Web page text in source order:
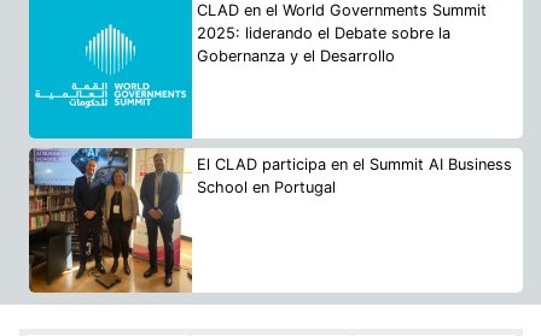
CLAD en el World Governments Summit
2025: liderando el Debate sobre la
Gobernanza y el Desarrollo
El CLAD participa en el Summit AI Business
School en Portugal